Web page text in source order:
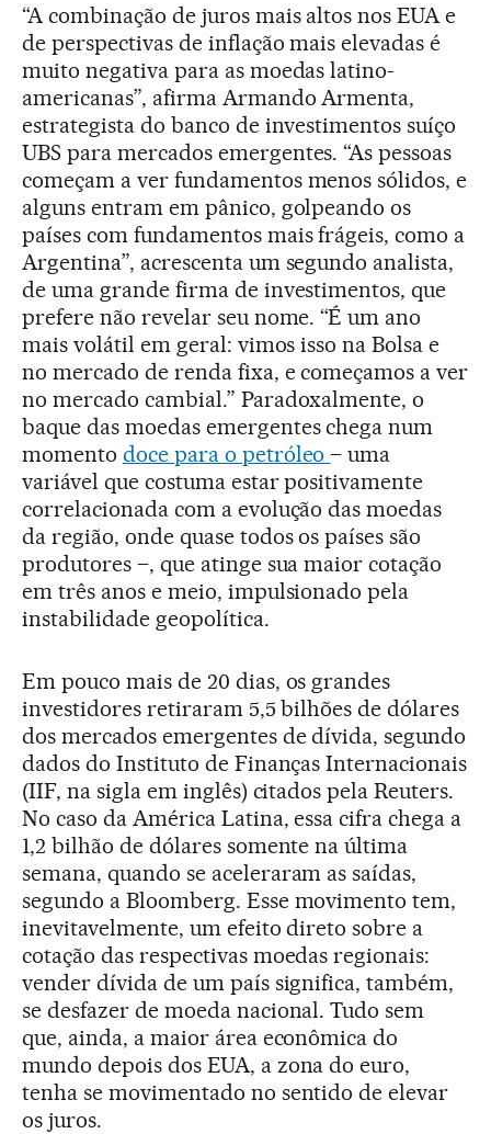
“A combinação de juros mais altos nos EUA e
de perspectivas de inflação mais elevadas é
muito negativa para as moedas latino-
americanas”, afirma Armando Armenta,
estrategista do banco de investimentos suíço
UBS para mercados emergentes. “As pessoas
começam a ver fundamentos menos sólidos, e
alguns entram em pânico, golpeando os
países com fundamentos mais frágeis, como a
Argentina”, acrescenta um segundo analista,
de uma grande firma de investimentos, que
prefere não revelar seu nome. “É um ano
mais volátil em geral: vimos isso na Bolsa e
no mercado de renda fixa, e começamos a ver
no mercado cambial.” Paradoxalmente, o
baque das moedas emergentes chega num
momento doce para o petróleo– uma
variável que costuma estar positivamente
correlacionada com a evolução das moedas
da região, onde quase todos os países são
produtores –, que atinge sua maior cotação
em três anos e meio, impulsionado pela
instabilidade geopolítica.
Em pouco mais de 20 dias, os grandes
investidores retiraram 5,5 bilhões de dólares
dos mercados emergentes de dívida, segundo
dados do Instituto de Finanças Internacionais
(IIF, na sigla em inglês) citados pela Reuters.
No caso da América Latina, essa cifra chega a
1,2 bilhão de dólares somente na última
semana, quando se aceleraram as saídas,
segundo a Bloomberg. Esse movimento tem,
inevitavelmente, um efeito direto sobre a
cotação das respectivas moedas regionais:
vender dívida de um país significa, também,
se desfazer de moeda nacional. Tudo sem
que, ainda, a maior área econômica do
mundo depois dos EUA, a zona do euro,
tenha se movimentado no sentido de elevar
os juros.